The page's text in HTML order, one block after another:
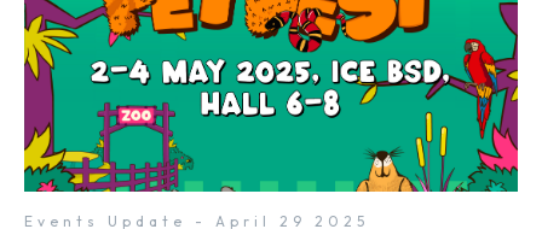
Events Update - April 29 2025